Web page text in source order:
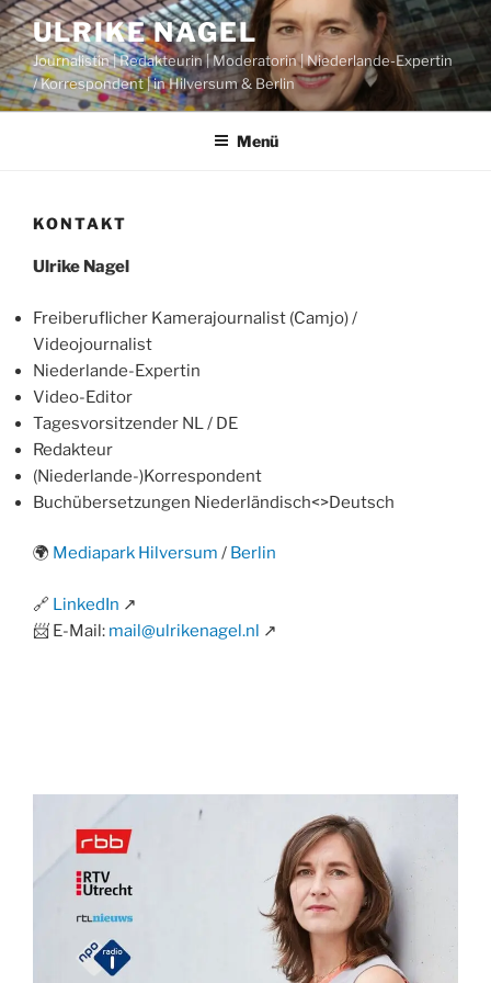
Zum
Inhalt
springen
ULRIKE NAGEL
Journalistin | Redakteurin | Moderatorin | Niederlande-Expertin
/ Korrespondent | in Hilversum & Berlin
Menü
KONTAKT
Ulrike Nagel
Freiberuflicher Kamerajournalist (Camjo) /
Videojournalist
Niederlande-Expertin
Video-Editor
Tagesvorsitzender NL / DE
Redakteur
(Niederlande-)Korrespondent
Buchübersetzungen Niederländisch<>Deutsch
🌍 Mediapark Hilversum / Berlin
🔗 LinkedIn ↗
📨 E-Mail: mail@ulrikenagel.nl ↗